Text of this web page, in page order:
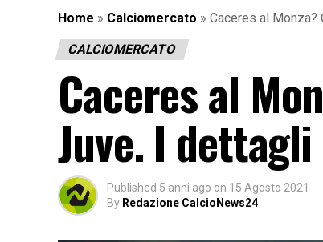
Home » Calciomercato » Caceres al Monza?
CALCIOMERCATO
Caceres al
Juve. I dettagli
Published 5 anni ago on 15 Agosto 2021
By Redazione CalcioNews24